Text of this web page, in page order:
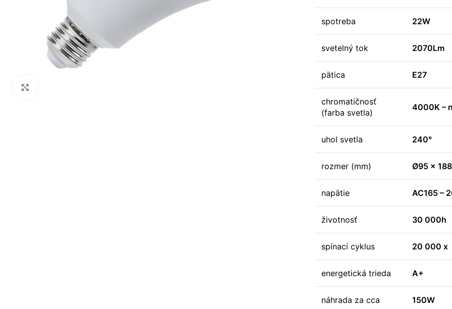
spotreba 22W
svetelný tok 2070Lm
pätica E27
chromatičnosť
(farba svetla)
4000K –
uhol svetla 240°
rozmer (mm) Ø95 x 188
napätie AC165 –
životnosť 30 000h
spínací cyklus 20 000 x
energetická trieda A+
náhrada za cca 150W